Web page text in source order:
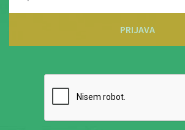
PRIJAVA